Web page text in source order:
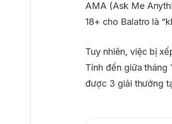
AMA (Ask Me
18+ cho Balatro là
Tuy nhiên, việc bị
Tính đến giữa tháng
được 3 giải thưởng